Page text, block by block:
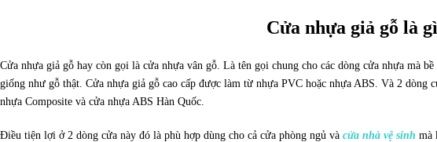
Cửa nhựa giả gỗ là
Cửa nhựa giả gỗ hay còn gọi là cửa nhựa vân gỗ. Là tên gọi chung cho các dòng cửa nhựa mà
giống như gỗ thật. Cửa nhựa giả gỗ cao cấp được làm từ nhựa PVC hoặc nhựa ABS. Và 2 dòng
nhựa Composite và cửa nhựa ABS Hàn Quốc.
Điều tiện lợi ở 2 dòng cửa này đó là phù hợp dùng cho cả cửa phòng ngủ và cửa nhà vệ sinh mà